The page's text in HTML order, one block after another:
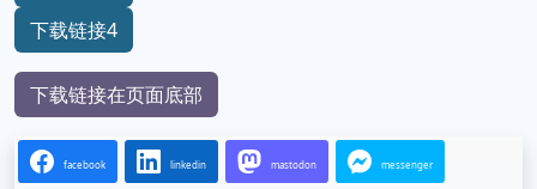
下载链接4
下载链接在页面底部
facebook linkedin mastodon messenger